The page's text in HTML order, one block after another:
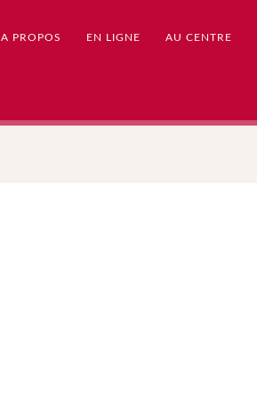
A PROPOS EN LIGNE AU CENTRE